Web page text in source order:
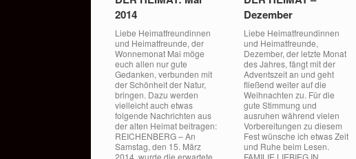
2014
Liebe Heimatfreundinnen
und Heimatfreunde, der
Wonnemonat Mai möge
euch allen nur gute
Gedanken, verbunden mit
der Schönheit der Natur,
bringen. Dazu werden
vielleicht auch etwas
folgende Nachrichten aus
der alten Heimat beitragen:
REICHENBERG – An
Samstag, den 15. März
2014, wurde die erwartete
Dezember
Liebe Heimatfreundinnen
und Heimatfreunde,
Dezember, der letzte Monat
des Jahres, fängt mit der
Adventszeit an und geht
fließend weiter auf die
Weihnachten zu. Für die
gute Stimmung und
ausruhen während vielen
Vorbereitungen zu diesem
Fest wünsche ich etwas Zeit
und Ruhe beim Lesen.
FAMILIE LIEBIEG IN